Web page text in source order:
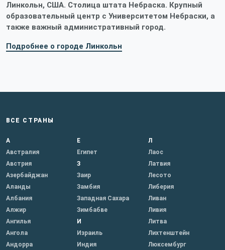
Линкольн, США. Столица штата Небраска. Крупный
образовательный центр с Университетом Небраски, а
также важный административный город.
Подробнее о городе Линкольн
ВСЕ СТРАНЫ
А
Австралия
Австрия
Азербайджан
Аланды
Албания
Алжир
Ангилья
Ангола
Андорра
Е
Египет
З
Заир
Замбия
Западная Сахара
Зимбабве
И
Израиль
Индия
Л
Лаос
Латвия
Лесото
Либерия
Ливан
Ливия
Литва
Лихтенштейн
Люксембург